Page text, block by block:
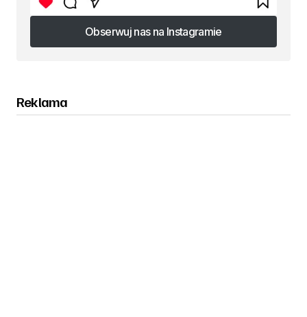
Obserwuj nas na Instagramie
Obserwuj nas na Instagramie
Reklama